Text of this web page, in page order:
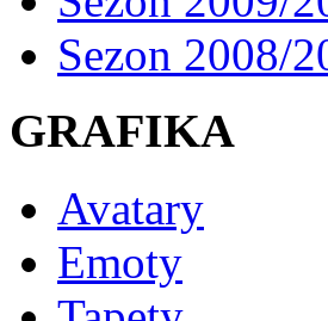
Sezon 2008/
GRAFIKA
Avatary
Emoty